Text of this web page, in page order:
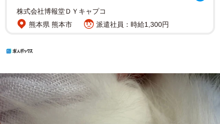
株式会社博報堂ＤＹキャプコ
熊本県 熊本市
派遣社員：時給1,300円